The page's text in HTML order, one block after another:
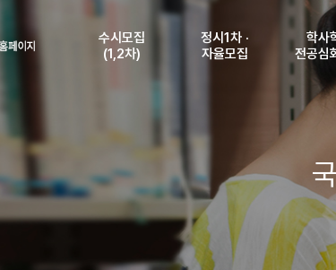
수시모집
(1,2차)
지원자격
인터넷 원서접수
등록안내
(수험표출력)
정시1차 ·
자율모집
모집일정 및 인원
전형안내 및
지원자격
인터넷 원서접수
등록안내
원서접수조회
(수험표출력)
학사
전공심
학사학
전공심화
(수험표
합격
(고지서
등록금납